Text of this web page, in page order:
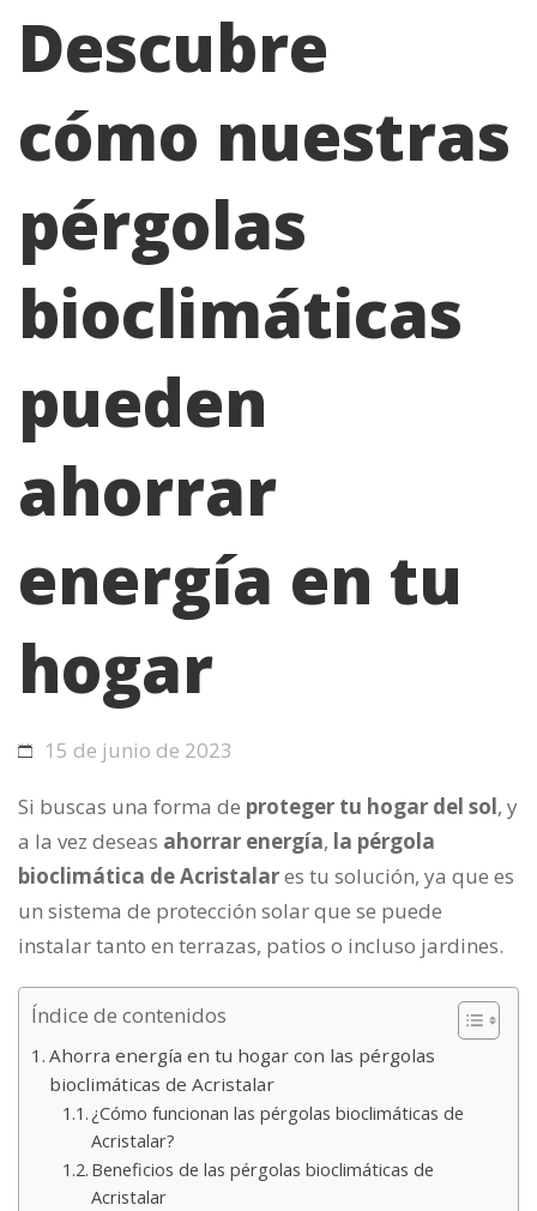
Descubre
cómo nuestras
pérgolas
bioclimáticas
pueden
ahorrar
energía en tu
hogar
15 de junio de 2023
Si buscas una forma de proteger tu hogar del sol, y
a la vez deseas ahorrar energía, la pérgola
bioclimática de Acristalares tu solución, ya que es
un sistema de protección solar que se puede
instalar tanto en terrazas, patios o incluso jardines.
Índice de contenidos
Ahorra energía en tu hogar con las pérgolas
bioclimáticas de Acristalar
¿Cómo funcionan las pérgolas bioclimáticas de
Acristalar?
Beneficios de las pérgolas bioclimáticas de
Acristalar